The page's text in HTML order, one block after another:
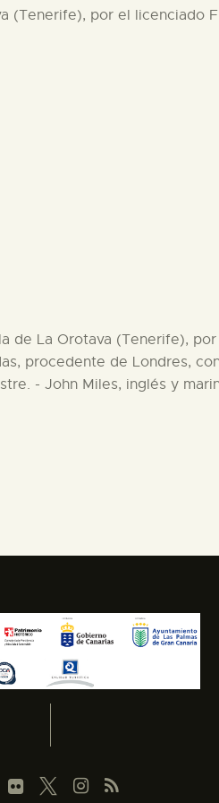
(Tenerife), por el licenciado
de La Orotava (Tenerife),
procedente de Londres,
- John Miles, inglés y